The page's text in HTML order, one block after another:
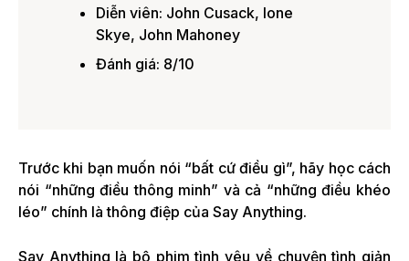
Diễn viên: John Cusack, Ione
Skye, John Mahoney
Đánh giá: 8/10
Trước khi bạn muốn nói “bất cứ điều gì”, hãy học cách
nói “những điều thông minh” và cả “những điều khéo
léo” chính là thông điệp của Say Anything.
Say Anything là bộ phim tình yêu về chuyện tình giản